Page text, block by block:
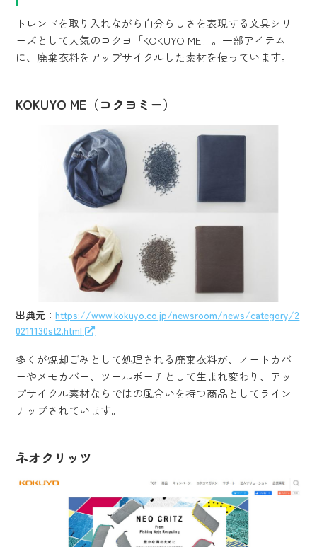
トレンドを取り入れながら自分らしさを表現する文具シリ
ーズとして人気のコクヨ「KOKUYO ME」。一部アイテム
に、廃棄衣料をアップサイクルした素材を使っています。
KOKUYO ME（コクヨミー）
出典元：https://www.kokuyo.co.jp/newsroom/news/category/2
0211130st2.html
多くが焼却ごみとして処理される廃棄衣料が、ノートカバ
ーやメモカバー、ツールポーチとして生まれ変わり、アッ
プサイクル素材ならではの風合いを持つ商品としてライン
ナップされています。
ネオクリッツ